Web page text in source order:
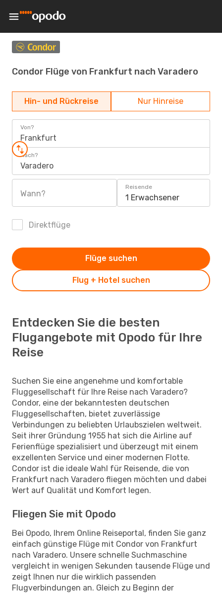
Condor Flüge von Frankfurt nach Varadero
Hin- und Rückreise Nur Hinreise
Von?
Frankfurt
Nach?
Varadero
Wann?
Reisende
1 Erwachsener
Direktflüge
Flug + Hotel suchen
Flüge suchen
Entdecken Sie die besten
Flugangebote mit Opodo für Ihre
Reise
Suchen Sie eine angenehme und komfortable
Fluggesellschaft für Ihre Reise nach Varadero?
Condor, eine der bekanntesten deutschen
Fluggesellschaften, bietet zuverlässige
Verbindungen zu beliebten Urlaubszielen weltweit.
Seit ihrer Gründung 1955 hat sich die Airline auf
Ferienflüge spezialisiert und überzeugt mit einem
exzellenten Service und einer modernen Flotte.
Condor ist die ideale Wahl für Reisende, die von
Frankfurt nach Varadero fliegen möchten und dabei
Wert auf Qualität und Komfort legen.
Fliegen Sie mit Opodo
Bei Opodo, Ihrem Online Reiseportal, finden Sie ganz
einfach günstige Flüge mit Condor von Frankfurt
nach Varadero. Unsere schnelle Suchmaschine
vergleicht in wenigen Sekunden tausende Flüge und
zeigt Ihnen nur die wirklich passenden
Flugverbindungen an. Gleich zu Beginn der